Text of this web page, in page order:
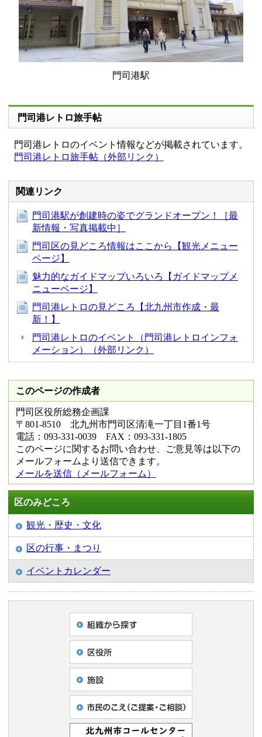
門司港駅
門司港レトロ旅手帖
門司港レトロのイベント情報などが掲載されています。
門司港レトロ旅手帖（外部リンク）
関連リンク
門司港駅が創建時の姿でグランドオープン！［最
新情報・写真掲載中］
門司区の見どころ情報はここから【観光メニュー
ページ】
魅力的なガイドマップいろいろ【ガイドマップメ
ニューページ】
門司港レトロの見どころ【北九州市作成・最
新！】
門司港レトロのイベント（門司港レトロインフォ
メーション）（外部リンク）
このページの作成者
門司区役所総務企画課
〒801-8510 北九州市門司区清滝一丁目1番1号
電話：093-331-0039 FAX：093-331-1805
このページに関するお問い合わせ、ご意見等は以下の
メールフォームより送信できます。
メールを送信（メールフォーム）
区のみどころ
観光・歴史・文化
区の行事・まつり
イベントカレンダー